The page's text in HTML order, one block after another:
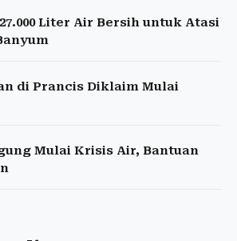
Liter Air Bersih untuk Atasi
di Prancis Diklaim Mulai
Mulai Krisis Air, Bantuan